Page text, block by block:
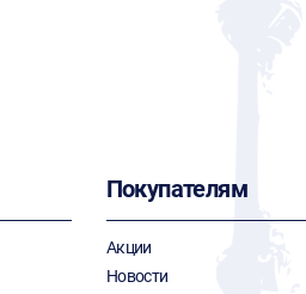
Покупателям
Акции
Новости